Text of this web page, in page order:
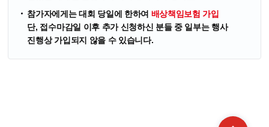
참가자에게는 대회 당일에 한하여 배상책임보험 가입
단, 접수마감일 이후 추가 신청하신 분들 중 일부는 행사
진행상 가입되지 않을 수 있습니다.